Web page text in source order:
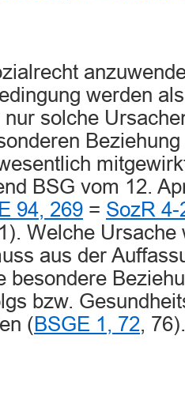
werden
solche
BSG vom 12.
94, 269 = SozR 4-
Welche Ursache
aus der
besondere
bzw.
(BSGE 1, 72, 76).